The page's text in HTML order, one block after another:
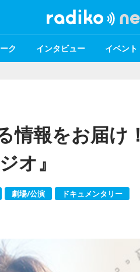
ク インタビュー イベント
情報をお届け！
オ』
劇場/公演 ドキュメンタリー